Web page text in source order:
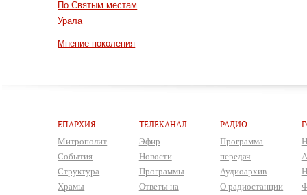
По Святым местам
Урала
Мнение поколения
ЕПАРХИЯ
Митрополит
События
Структура
Храмы
ТЕЛЕКАНАЛ
Эфир
Новости
Программы
Ответы на
РАДИО
Программа
передач
Аудиоархив
О радиостанции